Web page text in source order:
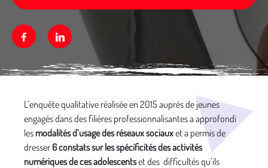
FacebookLinkedin
L’enquête qualitative réalisée en 2015 auprès de jeunes
engagés dans des filières professionnalisantes a approfondi
les modalités d’usage des réseaux sociauxet a permis de
dresser 6 constats sur les spécificités des activités
numériques de ces adolescentset des difficultés qu’ils